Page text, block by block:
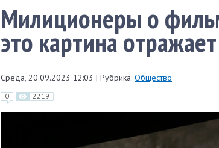
Милиционеры о
это картина
Среда, 20.09.2023 12:03 | Рубрика: Общество
0 2219